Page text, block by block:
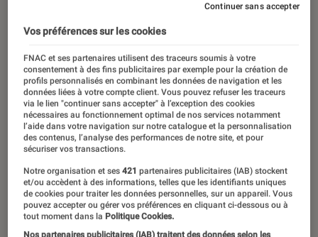
Vos préférences sur les cookies
FNAC et ses partenaires utilisent des traceurs soumis à votre
consentement à des fins publicitaires par exemple pour la création de
profils personnalisés en combinant les données de navigation et les
données liées à votre compte client. Vous pouvez refuser les traceurs
via le lien "continuer sans accepter" à l’exception des cookies
nécessaires au fonctionnement optimal de nos services notamment
l’aide dans votre navigation sur notre catalogue et la personnalisation
des contenus, l’analyse des performances de notre site, et pour
sécuriser vos transactions.
Notre organisation et ses421 partenaires publicitaires (IAB) stockent
et/ou accèdent à des informations, telles que les identifiants uniques
de cookies pour traiter les données personnelles, sur un appareil. Vous
pouvez accepter ou gérer vos préférences en cliquant ci-dessous ou à
tout moment dans la Politique Cookies.
Nos partenaires publicitaires (IAB) traitent des données selon les
Continuer sans accepter